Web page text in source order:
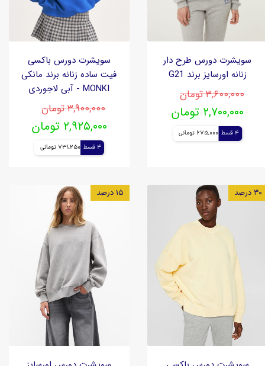
سویشرت دورس طرح دار
زنانه اورسایز برند G21
۳,۶۰۰,۰۰۰ تومان
۲,۷۰۰,۰۰۰ تومان
4 قسط 675,000 تومانی
سویشرت دورس باکسی
فیت ساده زنانه برند مانکی
MONKI - آبی لاجوردی
۳,۹۰۰,۰۰۰ تومان
۲,۹۲۵,۰۰۰ تومان
4 قسط 731,250 تومانی
۳۰ درصد ۱۵ درصد